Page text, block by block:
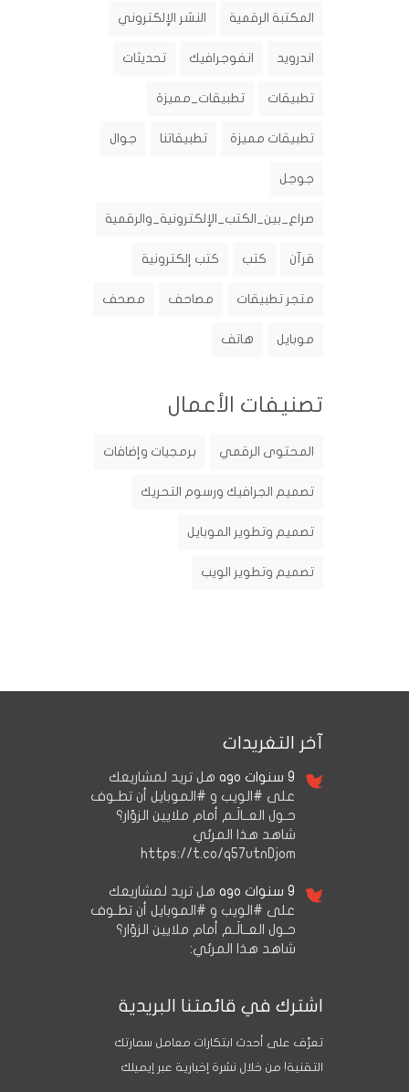
المكتبة الرقمية النشر الإلكتروني
اندرويد انفوجرافيك تحديثات
تطبيقات تطبيقات_مميزة
تطبيقات مميزة تطبيقاتنا جوال
جوجل
صراع_بين_الكتب_الإلكترونية_والرقمية
قرآن كتب كتب إلكترونية
متجر تطبيقات مصاحف مصحف
موبايل هاتف
تصنيفات الأعمال
المحتوى الرقمي برمجيات وإضافات
تصميم الجرافيك ورسوم التحريك
تصميم وتطوير الموبايل
تصميم وتطوير الويب
آخر التغريدات
9 سنوات ago
هل تريد لمشاريعك
على #الويب و #الموبايل أن تطـوف
حـول العــالَـم أمام ملايين الزوّار؟
شاهد هذا المرئي
https://t.co/q57utnDjom
9 سنوات ago
هل تريد لمشاريعك
على #الويب و #الموبايل أن تطـوف
حـول العــالَـم أمام ملايين الزوّار؟
شاهد هذا المرئي:
اشترك في قائمتنا البريدية
تعرَّف على أحدث ابتكارات معامل سمارتك
التقنية! من خلال نشرة إخبارية عبر إيميلك